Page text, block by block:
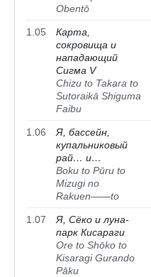
Obentō
1.05
Карта,
сокровища и
нападающий
Сигма V
Chizu to Takara to
Sutoraikā Shiguma
Faibu
1.06
Я, бассейн,
купальниковый
рай… и…
Boku to Pūru to
Mizugi no
Rakuen――to
1.07
Я, Сёко и луна-
парк Кисараги
Ore to Shōko to
Kisaragi Gurando
Pāku